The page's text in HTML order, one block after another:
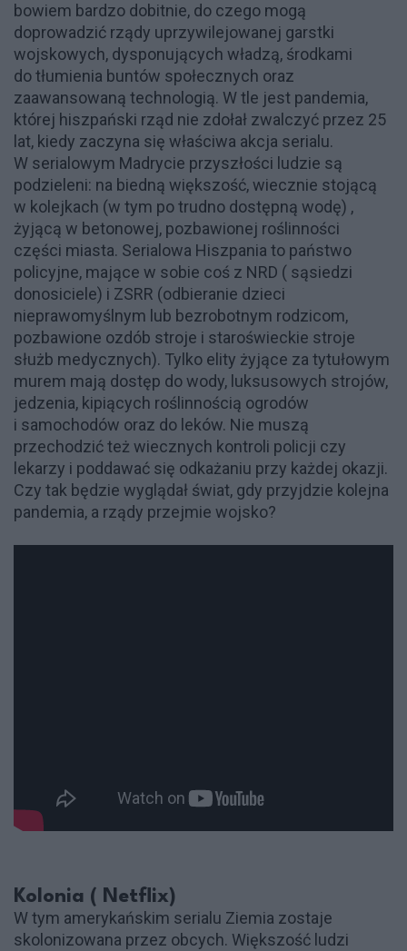
bowiem bardzo dobitnie, do czego mogą
doprowadzić rządy uprzywilejowanej garstki
wojskowych, dysponujących władzą, środkami
do tłumienia buntów społecznych oraz
zaawansowaną technologią. W tle jest pandemia,
której hiszpański rząd nie zdołał zwalczyć przez 25
lat, kiedy zaczyna się właściwa akcja serialu.
W serialowym Madrycie przyszłości ludzie są
podzieleni: na biedną większość, wiecznie stojącą
w kolejkach (w tym po trudno dostępną wodę) ,
żyjącą w betonowej, pozbawionej roślinności
części miasta. Serialowa Hiszpania to państwo
policyjne, mające w sobie coś z NRD ( sąsiedzi
donosiciele) i ZSRR (odbieranie dzieci
nieprawomyślnym lub bezrobotnym rodzicom,
pozbawione ozdób stroje i staroświeckie stroje
służb medycznych). Tylko elity żyjące za tytułowym
murem mają dostęp do wody, luksusowych strojów,
jedzenia, kipiących roślinnością ogrodów
i samochodów oraz do leków. Nie muszą
przechodzić też wiecznych kontroli policji czy
lekarzy i poddawać się odkażaniu przy każdej okazji.
Czy tak będzie wyglądał świat, gdy przyjdzie kolejna
pandemia, a rządy przejmie wojsko?
Kolonia ( Netflix)
W tym amerykańskim serialu Ziemia zostaje
skolonizowana przez obcych. Większość ludzi